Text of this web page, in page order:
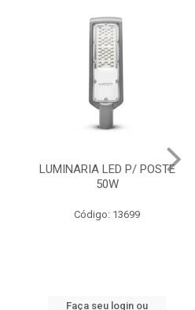
LUMINARIA LED P/ POSTE
50W
Código: 13699
Faça seu login ou